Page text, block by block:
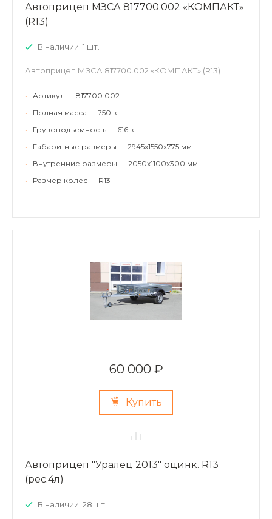
Автоприцеп МЗСА 817700.002 «КОМПАКТ»
(R13)
В наличии: 1 шт.
Автоприцеп МЗСА 817700.002 «КОМПАКТ» (R13)
•
Артикул — 817700.002
•
Полная масса — 750 кг
•
Грузоподъемность — 616 кг
•
Габаритные размеры — 2945х1550х775 мм
•
Внутренние размеры — 2050х1100х300 мм
•
Размер колес — R13
60 000 ₽
Купить
Автоприцеп "Уралец 2013" оцинк. R13
(рес.4л)
В наличии: 28 шт.